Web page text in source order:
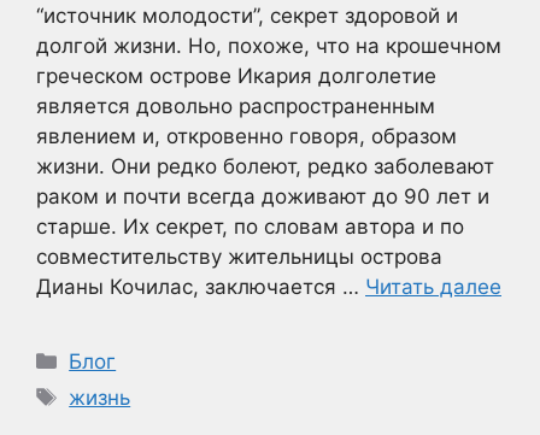
“источник молодости”, секрет здоровой и
долгой жизни. Но, похоже, что на крошечном
греческом острове Икария долголетие
является довольно распространенным
явлением и, откровенно говоря, образом
жизни. Они редко болеют, редко заболевают
раком и почти всегда доживают до 90 лет и
старше. Их секрет, по словам автора и по
совместительству жительницы острова
Дианы Кочилас, заключается … Читать далее
Рубрики
Блог
Метки
жизнь